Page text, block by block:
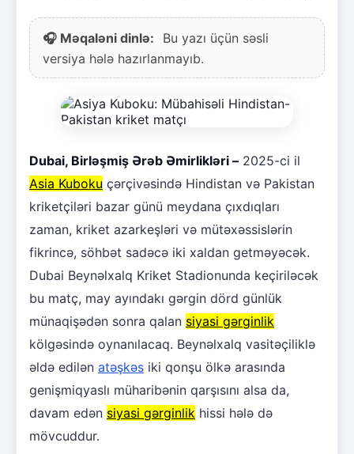
🎧 Məqaləni dinlə:
Bu yazı üçün səsli
versiya hələ hazırlanmayıb.
Dubai, Birləşmiş Ərəb Əmirlikləri – 2025-ci il
Asia Kuboku çərçivəsində Hindistan və Pakistan
kriketçiləri bazar günü meydana çıxdıqları
zaman, kriket azarkeşləri və mütəxəssislərin
fikrincə, söhbət sadəcə iki xaldan getməyəcək.
Dubai Beynəlxalq Kriket Stadionunda keçiriləcək
bu matç, may ayındakı gərgin dörd günlük
münaqişədən sonra qalan siyasi gərginlik
kölgəsində oynanılacaq. Beynəlxalq vasitəçiliklə
əldə edilən atəşkəs iki qonşu ölkə arasında
genişmiqyaslı müharibənin qarşısını alsa da,
davam edən siyasi gərginlik hissi hələ də
mövcuddur.